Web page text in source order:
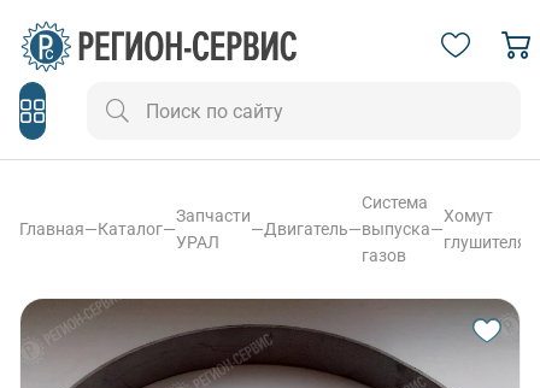
Главная—Каталог—
Запчасти
УРАЛ
—Двигатель—
Система
выпуска
газов
—
Хомут
глушителя